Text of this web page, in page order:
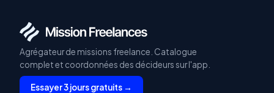
Agrégateur de missions freelance. Catalogue
complet et coordonnées des décideurs sur l'app.
Essayer 3 jours gratuits →